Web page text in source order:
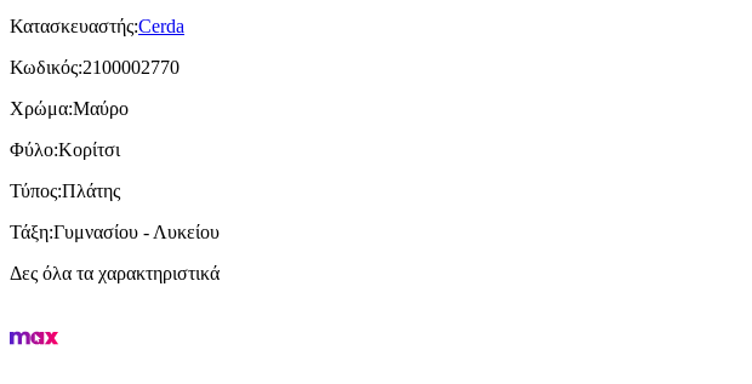
Κατασκευαστής:Cerda
Κωδικός:2100002770
Χρώμα:Μαύρο
Φύλο:Κορίτσι
Τύπος:Πλάτης
Τάξη:Γυμνασίου - Λυκείου
Δες όλα τα χαρακτηριστικά